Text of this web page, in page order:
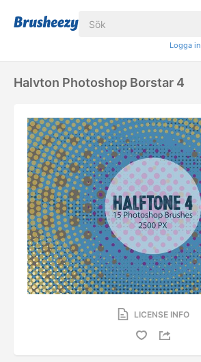
Logga in
Halvton Photoshop Borstar 4
LICENSE INFO